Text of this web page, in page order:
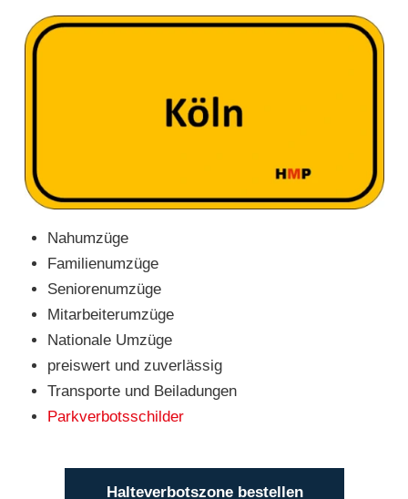
Nahumzüge
Familienumzüge
Seniorenumzüge
Mitarbeiterumzüge
Nationale Umzüge
preiswert und zuverlässig
Transporte und Beiladungen
Parkverbotsschilder
Halteverbotszone bestellen